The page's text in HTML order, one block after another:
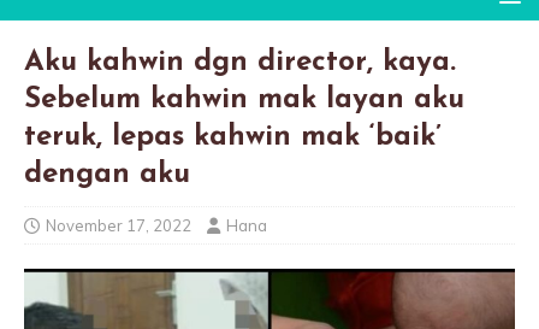
Aku kahwin dgn director, kaya.
Sebelum kahwin mak layan aku
teruk, lepas kahwin mak ‘baik’
dengan aku
November 17, 2022 Hana